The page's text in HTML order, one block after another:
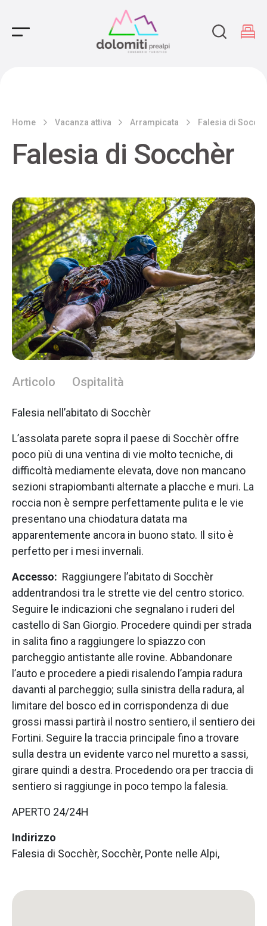
Main Navigation
Home Vacanza attiva Arrampicata Falesia di
Falesia di Socchèr
Articolo Ospitalità
Falesia nell’abitato di Socchèr
L’assolata parete sopra il paese di Socchèr offre
poco più di una ventina di vie molto tecniche, di
difficoltà mediamente elevata, dove non mancano
sezioni strapiombanti alternate a placche e muri. La
roccia non è sempre perfettamente pulita e le vie
presentano una chiodatura datata ma
apparentemente ancora in buono stato. Il sito è
perfetto per i mesi invernali.
Accesso: Raggiungere l’abitato di Socchèr
addentrandosi tra le strette vie del centro storico.
Seguire le indicazioni che segnalano i ruderi del
castello di San Giorgio. Procedere quindi per strada
in salita fino a raggiungere lo spiazzo con
parcheggio antistante alle rovine. Abbandonare
l’auto e procedere a piedi risalendo l’ampia radura
davanti al parcheggio; sulla sinistra della radura, al
limitare del bosco ed in corrispondenza di due
grossi massi partirà il nostro sentiero, il sentiero dei
Fortini. Seguire la traccia principale fino a trovare
sulla destra un evidente varco nel muretto a sassi,
girare quindi a destra. Procedendo ora per traccia di
sentiero si raggiunge in poco tempo la falesia.
APERTO 24/24H
Indirizzo
Falesia di Socchèr, Socchèr, Ponte nelle Alpi,